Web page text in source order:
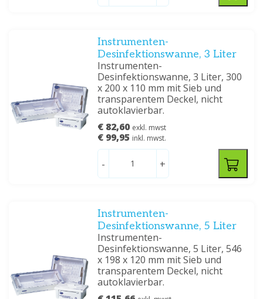
Instrumenten-
Desinfektionswanne, 3 Liter
Instrumenten-
Desinfektionswanne, 3 Liter, 300
x 200 x 110 mm mit Sieb und
transparentem Deckel, nicht
autoklavierbar.
€ 82,60 exkl. mwst
€ 99,95 inkl. mwst.
- +
Instrumenten-
Desinfektionswanne, 5 Liter
Instrumenten-
Desinfektionswanne, 5 Liter, 546
x 198 x 120 mm mit Sieb und
transparentem Deckel, nicht
autoklavierbar.